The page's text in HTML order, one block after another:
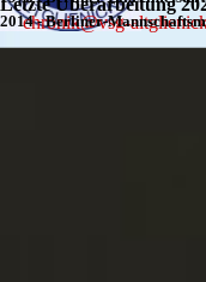
Letzte Überarbeitung
2014 - Berliner-
chronik@vsg-